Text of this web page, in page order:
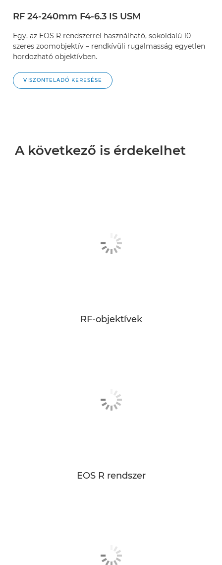
RF 24-240mm F4-6.3 IS USM
Egy, az EOS R rendszerrel használható, sokoldalú 10-
szeres zoomobjektív – rendkívüli rugalmasság egyetlen
hordozható objektívben.
VISZONTELADÓ KERESÉSE
A következő is érdekelhet
RF-objektívek
EOS R rendszer